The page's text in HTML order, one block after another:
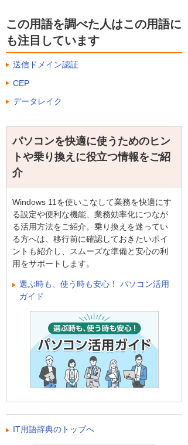
この用語を調べた人はこの用語に
も注目しています
送信ドメイン認証
CEP
データレイク
パソコンを快適に使うためのヒン
トや乗り換えに役立つ情報をご紹
介
Windows 11を使いこなして業務を快適にす
る設定や便利な機能、業務効率化につなが
る活用方法をご紹介。乗り換えを迷ってい
る方へは、移行前に確認しておきたいポイ
ントも紹介し、スムーズな準備と安心の利
用をサポートします。
選ぶ時も、使う時も安心！ パソコン活用
ガイド
IT用語辞典のトップへ